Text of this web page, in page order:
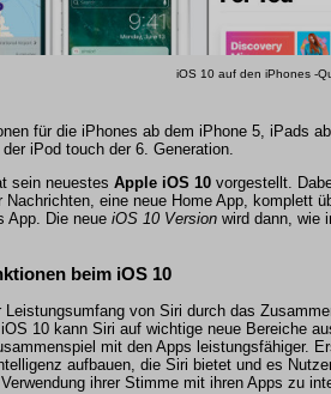
iOS 10 auf den iPhones -
für die iPhones ab dem iPhone 5, iPads
iPod touch der 6. Generation.
sein neuestes Apple iOS 10 vorgestellt.
eine neue Home App, komplett
App. Die neue iOS 10 Version wird dann, wie
beim iOS 10
Leistungsumfang von Siri durch das
10 kann Siri auf wichtige neue Bereiche
mit den Apps leistungsfähiger.
aufbauen, die Siri bietet und es
ihrer Stimme mit ihren Apps zu